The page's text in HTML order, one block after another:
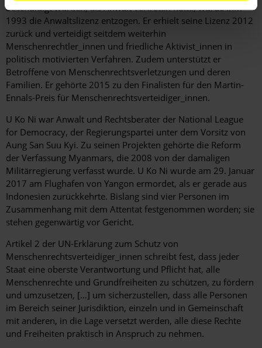
beschuldigt wurden, als Anwalt vertreten hatte, wurde ihm
1993 die Anwaltslizenz entzogen. Er erhielt seine Lizenz 2012
zurück und verteidigt seitdem weiterhin
Menschenrechtler_innen und friedliche Aktivist_innen in
politisch motivierten Verfahren. Zudem unterstützt er
Betroffene von Menschenrechtsverletzungen und deren
Familien. Er gehörte 2015 zu den Finalisten für den Martin-
Ennals-Preis für Menschenrechtsverteidiger_innen.
U Ko Ni war Anwalt und Rechtsberater der National League
for Democracy, der Regierungspartei unter dem Vorsitz von
Aung San Suu Kyi. Zu seinen Projekten gehörte die Reform
der Verfassung Myanmars, die 2008 von der damaligen
Militärregierung verfasst wurde. U Ko Ni wurde am 29. Januar
2017 am Flughafen von Yangon ermordet, als er gerade aus
Indonesien zurückkehrte. Bislang sind vier Personen im
Zusammenhang mit dem Attentat festgenommen worden; sie
stehen gegenwärtig vor Gericht.
Artikel 2 der UN-Erklärung zum Schutz von
Menschenrechtsverteidiger_innen schreibt fest, dass jeder
Staat eine oberste Verantwortung und Pflicht hat, alle
Menschenrechte und Grundfreiheiten zu schützen, zu fördern
und umzusetzen, […] um sicherzustellen, dass alle Personen
im Bereich seiner Jurisdiktion, einzeln und in Gemeinschaft
mit anderen, in die Lage versetzt werden, alle diese Rechte
und Freiheiten praktisch in Anspruch zu nehmen.